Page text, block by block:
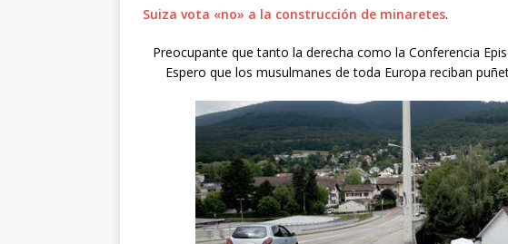
Suiza vota «no» a la construcción de minaretes.
Preocupante que tanto la derecha como la Conferencia
Espero que los musulmanes de toda Europa reciban